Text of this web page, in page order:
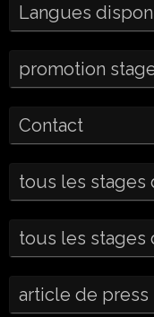
Langues
promotion
Contact
tous les stages
tous les stages
article de press